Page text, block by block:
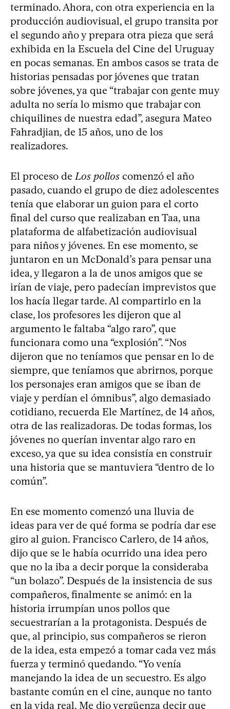
terminado. Ahora, con otra experiencia en la
producción audiovisual, el grupo transita por
el segundo año y prepara otra pieza que será
exhibida en la Escuela del Cine del Uruguay
en pocas semanas. En ambos casos se trata de
historias pensadas por jóvenes que tratan
sobre jóvenes, ya que “trabajar con gente muy
adulta no sería lo mismo que trabajar con
chiquilines de nuestra edad”, asegura Mateo
Fahradjian, de 15 años, uno de los
realizadores.
El proceso de Los pollos comenzó el año
pasado, cuando el grupo de diez adolescentes
tenía que elaborar un guion para el corto
final del curso que realizaban en Taa, una
plataforma de alfabetización audiovisual
para niños y jóvenes. En ese momento, se
juntaron en un McDonald’s para pensar una
idea, y llegaron a la de unos amigos que se
irían de viaje, pero padecían imprevistos que
los hacía llegar tarde. Al compartirlo en la
clase, los profesores les dijeron que al
argumento le faltaba “algo raro”, que
funcionara como una “explosión”. “Nos
dijeron que no teníamos que pensar en lo de
siempre, que teníamos que abrirnos, porque
los personajes eran amigos que se iban de
viaje y perdían el ómnibus”, algo demasiado
cotidiano, recuerda Ele Martínez, de 14 años,
otra de las realizadoras. De todas formas, los
jóvenes no querían inventar algo raro en
exceso, ya que su idea consistía en construir
una historia que se mantuviera “dentro de lo
común”.
En ese momento comenzó una lluvia de
ideas para ver de qué forma se podría dar ese
giro al guion. Francisco Carlero, de 14 años,
dijo que se le había ocurrido una idea pero
que no la iba a decir porque la consideraba
“un bolazo”. Después de la insistencia de sus
compañeros, finalmente se animó: en la
historia irrumpían unos pollos que
secuestrarían a la protagonista. Después de
que, al principio, sus compañeros se rieron
de la idea, esta empezó a tomar cada vez más
fuerza y terminó quedando. “Yo venía
manejando la idea de un secuestro. Es algo
bastante común en el cine, aunque no tanto
en la vida real. Me dio vergüenza decir que